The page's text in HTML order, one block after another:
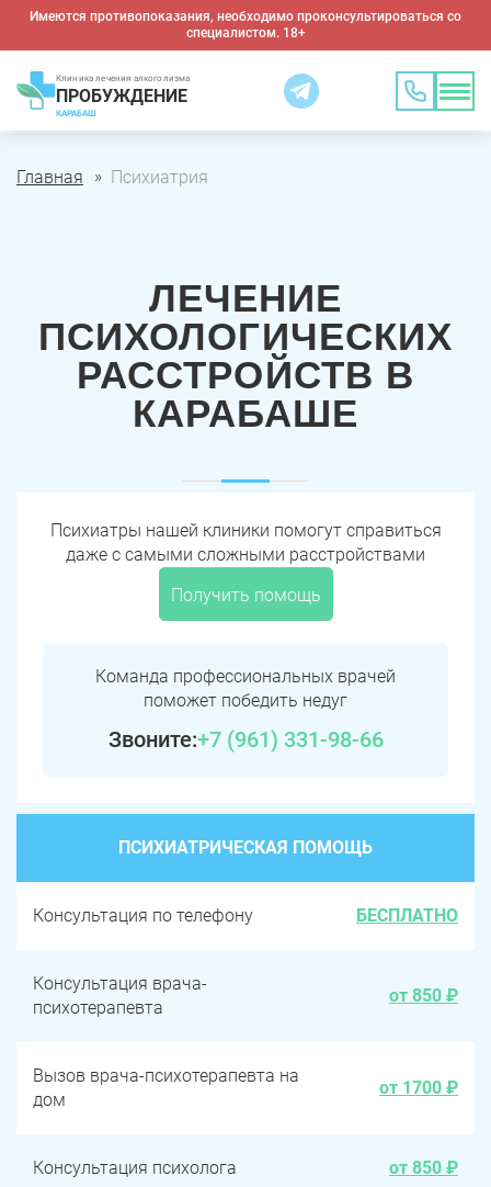
Имеются противопоказания, необходимо проконсультироваться со
специалистом. 18+
Клиника лечения алкоголизма
ПРОБУЖДЕНИЕ
КАРАБАШ
Главная Психиатрия
ЛЕЧЕНИЕ
ПСИХОЛОГИЧЕСКИХ
РАССТРОЙСТВ В
КАРАБАШЕ
Психиатры нашей клиники помогут справиться
даже с самыми сложными расстройствами
Получить помощь
Команда профессиональных врачей
поможет победить недуг
Звоните:+7 (961) 331-98-66
ПСИХИАТРИЧЕСКАЯ ПОМОЩЬ
Консультация по телефону БЕСПЛАТНО
Консультация врача-
психотерапевта
от 850 ₽
Вызов врача-психотерапевта на
дом
от 1700 ₽
Консультация психолога от 850 ₽